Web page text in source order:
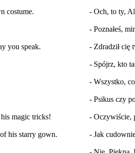
costume. - Och, to ty,
- Poznałeś,
you speak. - Zdradził cię
- Spójrz, kto
- Wszystko,
- Psikus czy
magic tricks! - Oczywiście,
his starry gown. - Jak